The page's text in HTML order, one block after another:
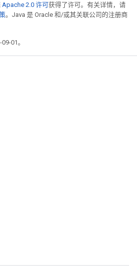
Apache 2.0 许可获得了许可。有关详情，请
。Java 是 Oracle 和/或其关联公司的注册商
01。